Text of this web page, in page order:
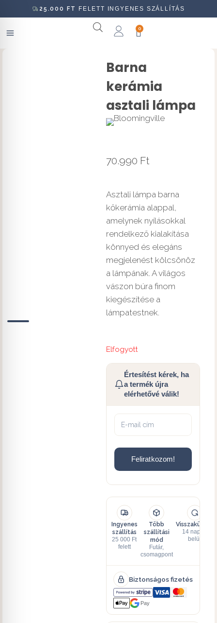
25.000 FT FELETT INGYENES SZÁLLÍTÁS
0
Barna
kerámia
asztali lámpa
70.990 Ft
Asztali lámpa barna
kőkerámia alappal,
amelynek nyílásokkal
rendelkező kialakítása
könnyed és elegáns
megjelenést kölcsönöz
a lámpának. A világos
vászon búra finom
kiegészítése a
lámpatestnek.
Elfogyott
Értesítést kérek, ha
a termék újra
elérhetővé válik!
Feliratkozom!
Ingyenes
szállítás
25 000 Ft
felett
Több
szállítási
mód
Futár,
csomagpont
Visszaküldés
14 napon
belül
Biztonságos fizetés
Pay